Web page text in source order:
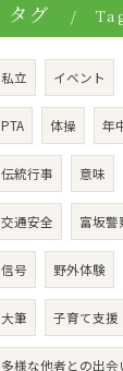
タグ
私立 イベント
PTA 体操 年
伝統行事 意味
交通安全 富坂警
信号 野外体験
大筆 子育て支援
多様な他者との出会